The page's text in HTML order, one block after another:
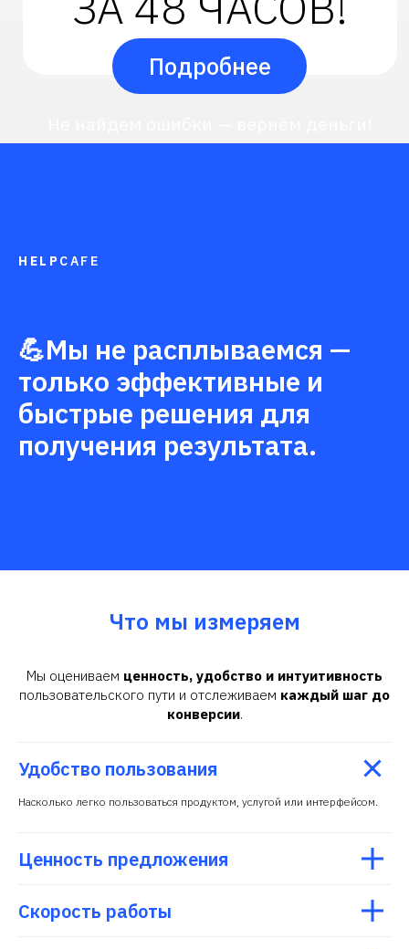
HELP CAFE
💪Мы не расплываемся —
только эффективные и
быстрые решения для
получения результата.
Что мы измеряем
Мы оцениваем ценность, удобство и интуитивность
пользовательского пути и отслеживаем каждый шаг до
конверсии.
Удобство пользования
Насколько легко пользоваться продуктом, услугой или интерфейсом.
Ценность предложения
Скорость работы